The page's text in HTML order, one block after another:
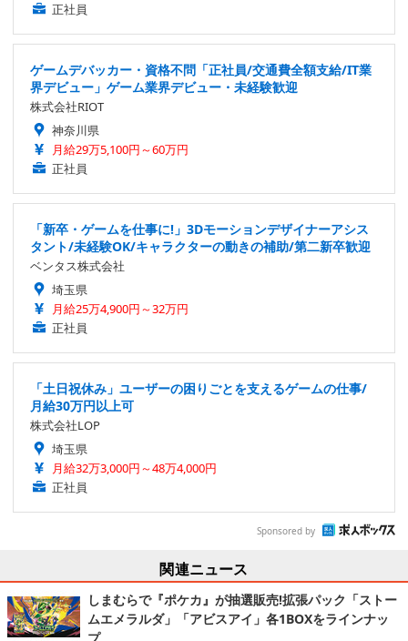
正社員
ゲームデバッカー・資格不問「正社員/交通費全額支給/IT業
界デビュー」ゲーム業界デビュー・未経験歓迎
株式会社RIOT
神奈川県
月給29万5,100円～60万円
正社員
「新卒・ゲームを仕事に!」3Dモーションデザイナーアシス
タント/未経験OK/キャラクターの動きの補助/第二新卒歓迎
ベンタス株式会社
埼玉県
月給25万4,900円～32万円
正社員
「土日祝休み」ユーザーの困りごとを支えるゲームの仕事/
月給30万円以上可
株式会社LOP
埼玉県
月給32万3,000円～48万4,000円
正社員
Sponsored by
関連ニュース
しまむらで『ポケカ』が抽選販売!拡張パック「ストー
ムエメラルダ」「アビスアイ」各1BOXをラインナッ